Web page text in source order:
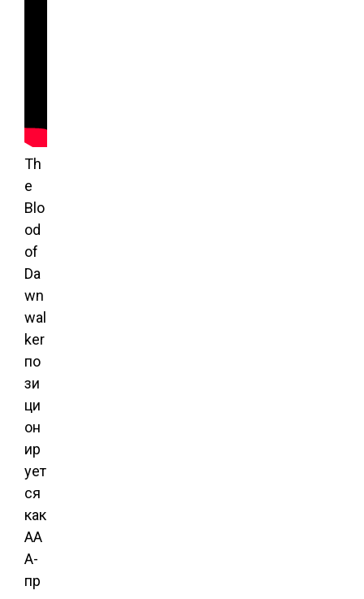
Th
e
Blo
od
of
Da
wn
wal
ker
по
зи
ци
он
ир
ует
ся
как
AA
A-
пр